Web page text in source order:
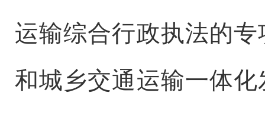
运输综合行政执法的
和城乡交通运输一体化